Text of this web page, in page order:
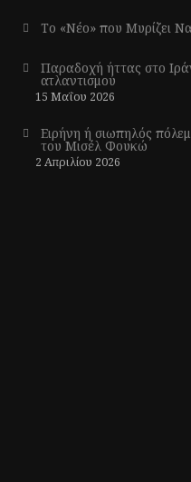
Το «Νέο» που Μυρίζει
Παραδοχή ήττας στο
ατλαντισμού
15 Μαΐου 2026
Ειρήνη ή σιωπηλός
του Μισέλ Φουκώ
2 Απριλίου 2026